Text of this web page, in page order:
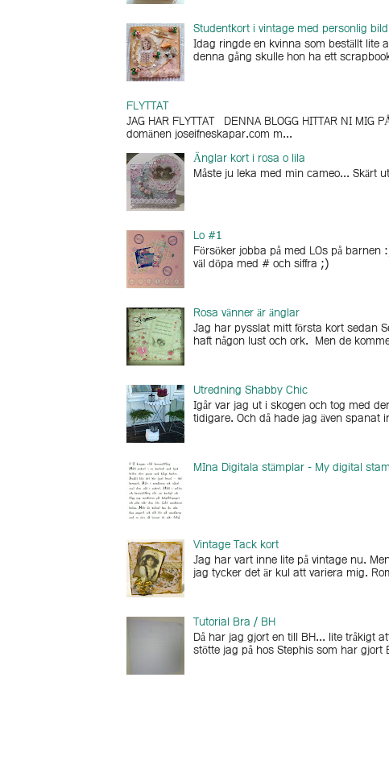
Studentkort i vintage med personlig bild
Idag ringde en kvinna som beställt lite
denna gång skulle hon ha ett
FLYTTAT
JAG HAR FLYTTAT DENNA BLOGG HITTAR NI
domänen joseifneskapar.com m...
Änglar kort i rosa o lila
Måste ju leka med min cameo... Skärt
Lo #1
Försöker jobba på med LOs på barnen
väl döpa med # och siffra ;)
Rosa vänner är änglar
Jag har pysslat mitt första kort sedan
haft någon lust och ork. Men de
Utredning Shabby Chic
Igår var jag ut i skogen och tog med
tidigare. Och då hade jag även spanat
MIna Digitala stämplar - My digital
Vintage Tack kort
Jag har vart inne lite på vintage nu.
jag tycker det är kul att variera mig.
Tutorial Bra / BH
Då har jag gjort en till BH... lite tråkigt
stötte jag på hos Stephis som har gjort